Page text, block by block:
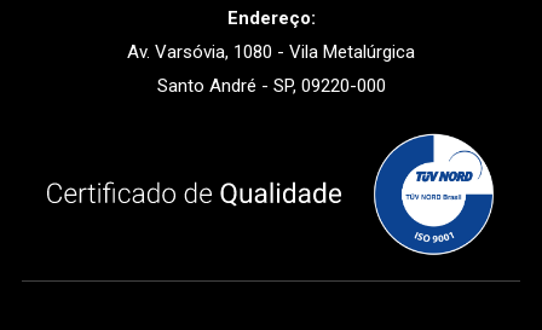
Endereço:
Av. Varsóvia, 1080 - Vila Metalúrgica
Santo André - SP, 09220-000